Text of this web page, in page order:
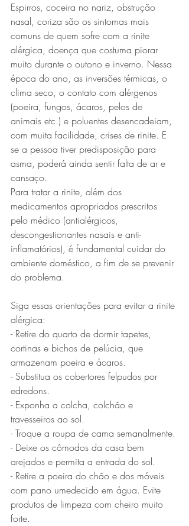
Espirros, coceira no nariz, obstrução
nasal, coriza são os sintomas mais
comuns de quem sofre com a rinite
alérgica, doença que costuma piorar
muito durante o outono e inverno. Nessa
época do ano, as inversões térmicas, o
clima seco, o contato com alérgenos
(poeira, fungos, ácaros, pelos de
animais etc.) e poluentes desencadeiam,
com muita facilidade, crises de rinite. E
se a pessoa tiver predisposição para
asma, poderá ainda sentir falta de ar e
cansaço.
Para tratar a rinite, além dos
medicamentos apropriados prescritos
pelo médico (antialérgicos,
descongestionantes nasais e anti-
inflamatórios), é fundamental cuidar do
ambiente doméstico, a fim de se prevenir
do problema.
Siga essas orientações para evitar a rinite
alérgica:
- Retire do quarto de dormir tapetes,
cortinas e bichos de pelúcia, que
armazenam poeira e ácaros.
- Substitua os cobertores felpudos por
edredons.
- Exponha a colcha, colchão e
travesseiros ao sol.
- Troque a roupa de cama semanalmente.
- Deixe os cômodos da casa bem
arejados e permita a entrada do sol.
- Retire a poeira do chão e dos móveis
com pano umedecido em água. Evite
produtos de limpeza com cheiro muito
forte.